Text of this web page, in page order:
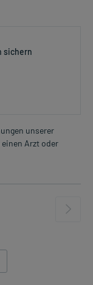
sichern
unserer
Arzt oder